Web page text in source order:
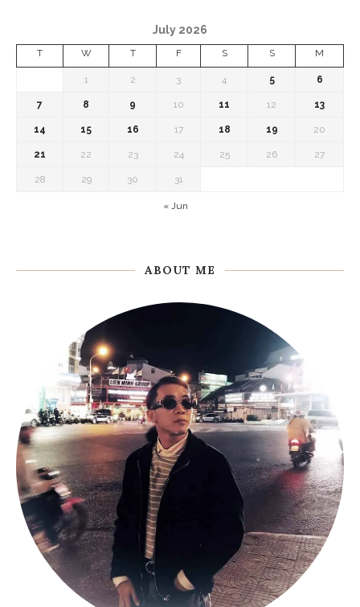
July 2026
T W T F S S M
1 2 3 4 5 6
7 8 9 10 11 12 13
14 15 16 17 18 19 20
21 22 23 24 25 26 27
28 29 30 31
« Jun
ABOUT ME